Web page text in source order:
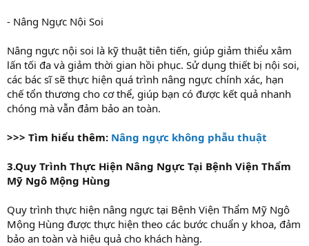
- Nâng Ngực Nội Soi
Nâng ngực nội soi là kỹ thuật tiên tiến, giúp giảm thiểu xâm
lấn tối đa và giảm thời gian hồi phục. Sử dụng thiết bị nội soi,
các bác sĩ sẽ thực hiện quá trình nâng ngực chính xác, hạn
chế tổn thương cho cơ thể, giúp bạn có được kết quả nhanh
chóng mà vẫn đảm bảo an toàn.
>>> Tìm hiểu thêm: Nâng ngực không phẫu thuật
3.Quy Trình Thực Hiện Nâng Ngực Tại Bệnh Viện Thẩm
Mỹ Ngô Mộng Hùng
Quy trình thực hiện nâng ngực tại Bệnh Viện Thẩm Mỹ Ngô
Mộng Hùng được thực hiện theo các bước chuẩn y khoa, đảm
bảo an toàn và hiệu quả cho khách hàng.